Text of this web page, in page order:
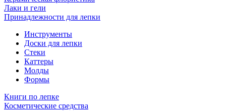
Лаки и гели
Принадлежности для лепки
Инструменты
Доски для лепки
Стеки
Каттеры
Молды
Формы
Книги по лепке
Косметические средства